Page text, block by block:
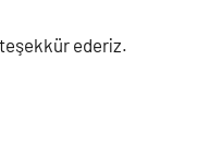
ederiz.